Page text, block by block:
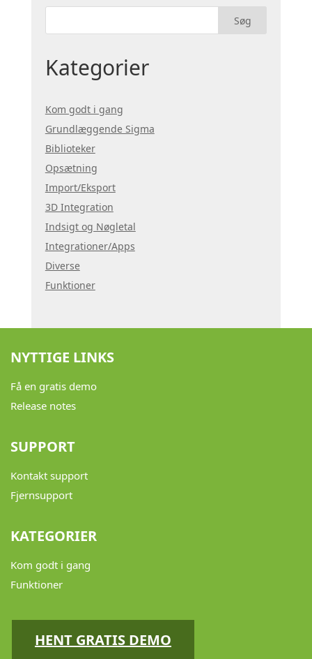
Kategorier
Kom godt i gang
Grundlæggende Sigma
Biblioteker
Opsætning
Import/Eksport
3D Integration
Indsigt og Nøgletal
Integrationer/Apps
Diverse
Funktioner
NYTTIGE LINKS
Få en gratis demo
Release notes
SUPPORT
Kontakt support
Fjernsupport
KATEGORIER
Kom godt i gang
Funktioner
HENT GRATIS DEMO